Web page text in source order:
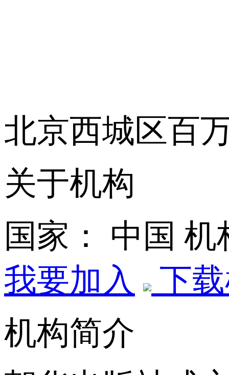
北京西城区百
关于机构
国家： 中国 机
我要加入
下
机构简介